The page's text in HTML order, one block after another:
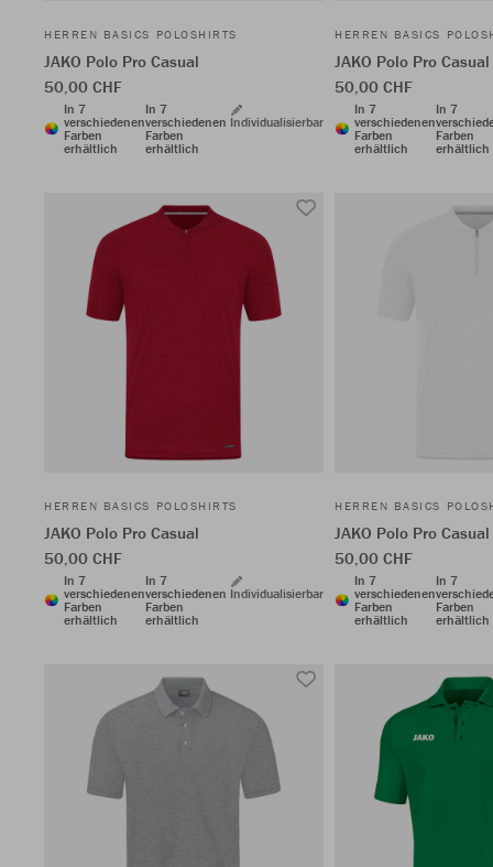
HERREN BASICS POLOSHIRTS
JAKO Polo Pro Casual
50,00 CHF
In 7
verschiedenen
Farben
erhältlich
In 7
verschiedenen
Farben
erhältlich
Individualisierbar
HERREN BASICS
JAKO Polo Pro Casual
50,00 CHF
In 7
verschiedenen
Farben
erhältlich
In 7
Farben
erhältlich
HERREN BASICS POLOSHIRTS
JAKO Polo Pro Casual
50,00 CHF
In 7
verschiedenen
Farben
erhältlich
In 7
verschiedenen
Farben
erhältlich
Individualisierbar
HERREN BASICS
JAKO Polo Pro Casual
50,00 CHF
In 7
verschiedenen
Farben
erhältlich
In 7
Farben
erhältlich